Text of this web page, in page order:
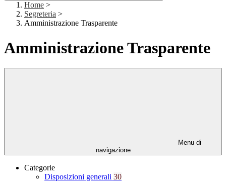
Home >
Segreteria >
Amministrazione Trasparente
Amministrazione Trasparente
Menu di
navigazione
Categorie
Disposizioni generali 30